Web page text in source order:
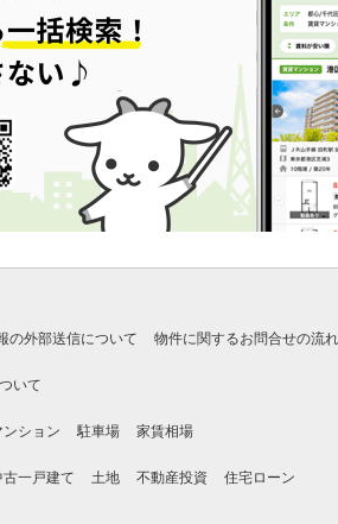
の外部送信について 物件に関するお問合せの流れ
いて
ション 駐車場 家賃相場
古一戸建て 土地 不動産投資 住宅ローン